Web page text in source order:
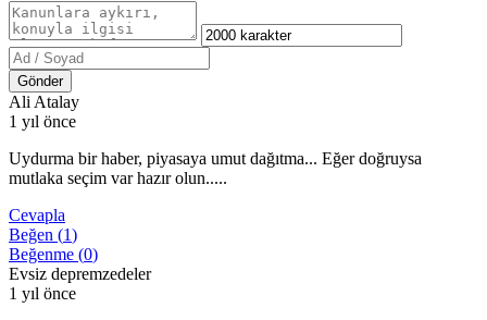
Gönder
Ali Atalay
1 yıl önce
Uydurma bir haber, piyasaya umut dağıtma... Eğer doğruysa
mutlaka seçim var hazır olun.....
Cevapla
Beğen (1)
Beğenme (0)
Evsiz depremzedeler
1 yıl önce